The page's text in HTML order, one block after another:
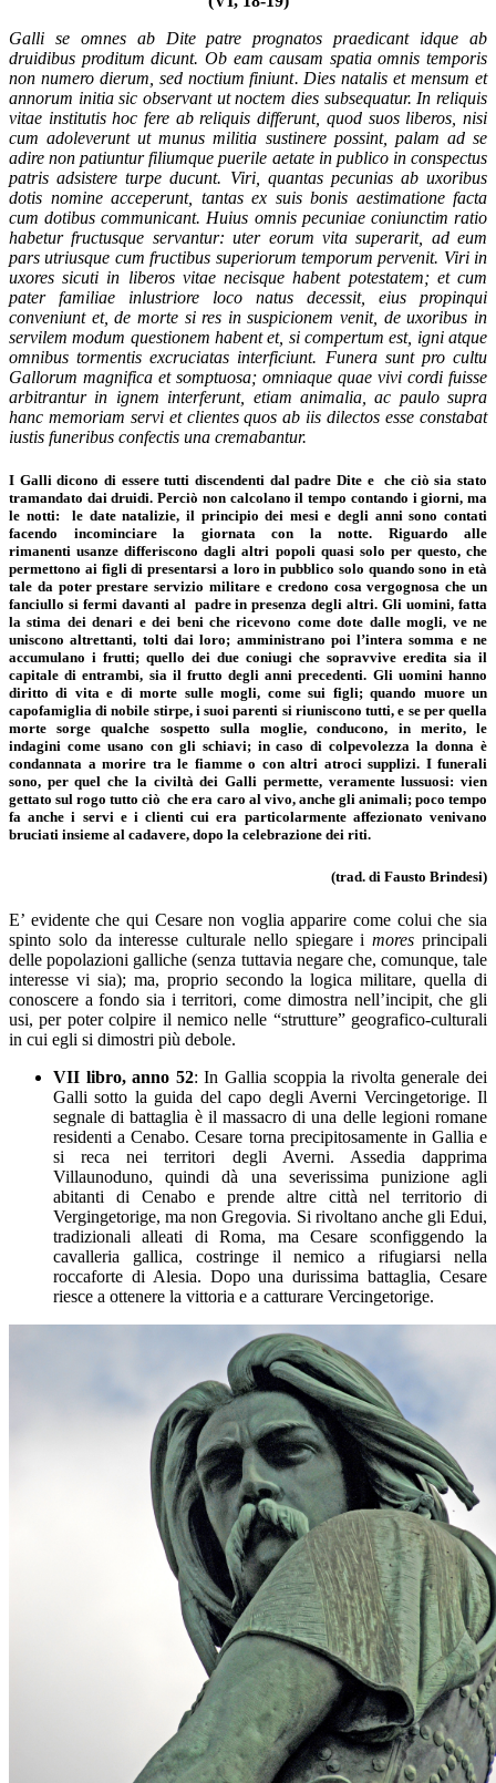
Galli se omnes ab Dite patre prognatos praedicant idque ab
druidibus proditum dicunt. Ob eam causam spatia omnis temporis
non numero dierum, sed noctium finiunt. Dies natalis et mensum et
annorum initia sic observant ut noctem dies subsequatur. In reliquis
vitae institutis hoc fere ab reliquis differunt, quod suos liberos, nisi
cum adoleverunt ut munus militia sustinere possint, palam ad se
adire non patiuntur filiumque puerile aetate in publico in conspectus
patris adsistere turpe ducunt. Viri, quantas pecunias ab uxoribus
dotis nomine acceperunt, tantas ex suis bonis aestimatione facta
cum dotibus communicant. Huius omnis pecuniae coniunctim ratio
habetur fructusque servantur: uter eorum vita superarit, ad eum
pars utriusque cum fructibus superiorum temporum pervenit. Viri in
uxores sicuti in liberos vitae necisque habent potestatem; et cum
pater familiae inlustriore loco natus decessit, eius propinqui
conveniunt et, de morte si res in suspicionem venit, de uxoribus in
servilem modum questionem habent et, si compertum est, igni atque
omnibus tormentis excruciatas interficiunt. Funera sunt pro cultu
Gallorum magnifica et somptuosa; omniaque quae vivi cordi fuisse
arbitrantur in ignem interferunt, etiam animalia, ac paulo supra
hanc memoriam servi et clientes quos ab iis dilectos esse constabat
iustis funeribus confectis una cremabantur.
I Galli dicono di essere tutti discendenti dal padre Dite e che ciò sia stato
tramandato dai druidi. Perciò non calcolano il tempo contando i giorni, ma
le notti: le date natalizie, il principio dei mesi e degli anni sono contati
facendo incominciare la giornata con la notte. Riguardo alle
rimanenti usanze differiscono dagli altri popoli quasi solo per questo, che
permettono ai figli di presentarsi a loro in pubblico solo quando sono in età
tale da poter prestare servizio militare e credono cosa vergognosa che un
fanciullo si fermi davanti al padre in presenza degli altri. Gli uomini, fatta
la stima dei denari e dei beni che ricevono come dote dalle mogli, ve ne
uniscono altrettanti, tolti dai loro; amministrano poi l’intera somma e ne
accumulano i frutti; quello dei due coniugi che sopravvive eredita sia il
capitale di entrambi, sia il frutto degli anni precedenti. Gli uomini hanno
diritto di vita e di morte sulle mogli, come sui figli; quando muore un
capofamiglia di nobile stirpe, i suoi parenti si riuniscono tutti, e se per quella
morte sorge qualche sospetto sulla moglie, conducono, in merito, le
indagini come usano con gli schiavi; in caso di colpevolezza la donna è
condannata a morire tra le fiamme o con altri atroci supplizi. I funerali
sono, per quel che la civiltà dei Galli permette, veramente lussuosi: vien
gettato sul rogo tutto ciò che era caro al vivo, anche gli animali; poco tempo
fa anche i servi e i clienti cui era particolarmente affezionato venivano
bruciati insieme al cadavere, dopo la celebrazione dei riti.
(trad. di Fausto Brindesi)
E’ evidente che qui Cesare non voglia apparire come colui che sia
spinto solo da interesse culturale nello spiegare imores principali
delle popolazioni galliche (senza tuttavia negare che, comunque, tale
interesse vi sia); ma, proprio secondo la logica militare, quella di
conoscere a fondo sia i territori, come dimostra nell’incipit, che gli
usi, per poter colpire il nemico nelle “strutture” geografico-culturali
in cui egli si dimostri più debole.
VII libro, anno 52: In Gallia scoppia la rivolta generale dei
Galli sotto la guida del capo degli Averni Vercingetorige. Il
segnale di battaglia è il massacro di una delle legioni romane
residenti a Cenabo. Cesare torna precipitosamente in Gallia e
si reca nei territori degli Averni. Assedia dapprima
Villaunoduno, quindi dà una severissima punizione agli
abitanti di Cenabo e prende altre città nel territorio di
Vergingetorige, ma non Gregovia. Si rivoltano anche gli Edui,
tradizionali alleati di Roma, ma Cesare sconfiggendo la
cavalleria gallica, costringe il nemico a rifugiarsi nella
roccaforte di Alesia. Dopo una durissima battaglia, Cesare
riesce a ottenere la vittoria e a catturare Vercingetorige.